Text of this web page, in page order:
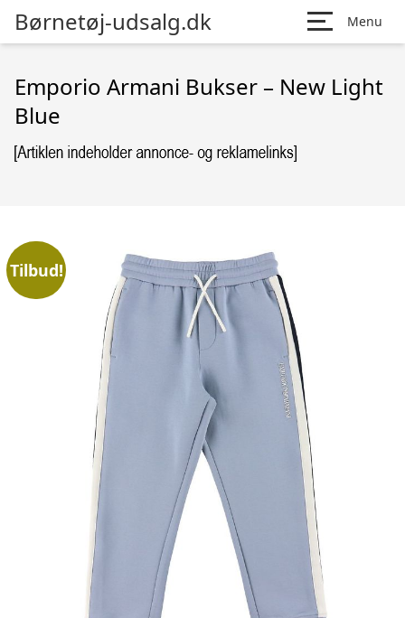
Børnetøj-udsalg.dk Menu
Emporio Armani Bukser – New Light
Blue
Tilbud!